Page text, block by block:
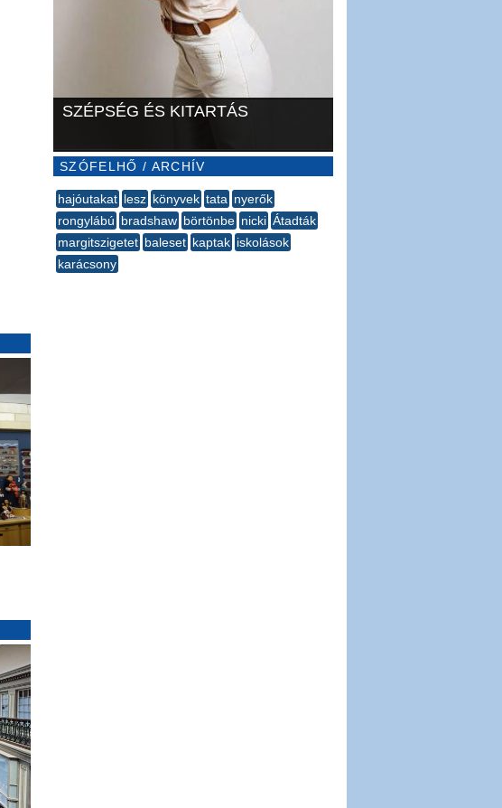
SZÉPSÉG ÉS KITARTÁS
SZÓFELHŐ / ARCHÍV
hajóutakat lesz könyvek tata nyerők
rongylábú bradshaw börtönbe nicki Átadták
margitszigetet baleset kaptak iskolások
karácsony